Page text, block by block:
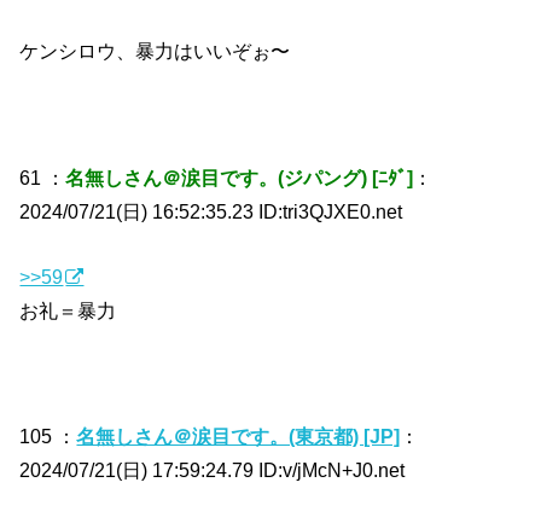
ケンシロウ、暴力はいいぞぉ〜
61 ：名無しさん＠涙目です。(ジパング) [ﾆﾀﾞ] ：
2024/07/21(日) 16:52:35.23 ID:tri3QJXE0.net
>>59
お礼＝暴力
105 ：名無しさん＠涙目です。(東京都) [JP] ：
2024/07/21(日) 17:59:24.79 ID:v/jMcN+J0.net